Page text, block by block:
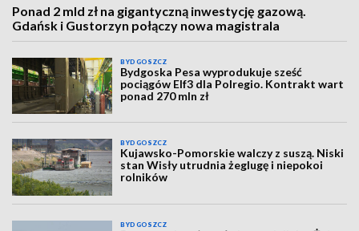
Ponad 2 mld zł na gigantyczną inwestycję gazową.
Gdańsk i Gustorzyn połączy nowa magistrala
BYDGOSZCZ
Bydgoska Pesa wyprodukuje sześć
pociągów Elf3 dla Polregio. Kontrakt wart
ponad 270 mln zł
BYDGOSZCZ
Kujawsko-Pomorskie walczy z suszą. Niski
stan Wisły utrudnia żeglugę i niepokoi
rolników
BYDGOSZCZ